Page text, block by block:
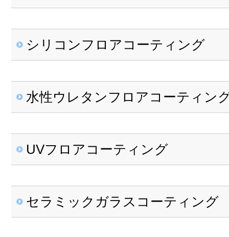
中古物件・ご入居済み一覧
新築マンション一覧
新築戸建て一覧
シリコンフロアコーティング
中古物件・ご入居済み一覧
新築マンション一覧
新築戸建て一覧
水性ウレタンフロアコーティン
中古物件・ご入居済み一覧
新築マンション一覧
新築戸建て一覧
UVフロアコーティング
中古物件・ご入居済み一覧
セラミックガラスコーティング